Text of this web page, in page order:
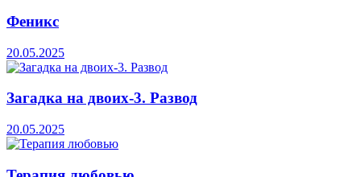
Феникс
20.05.2025
Загадка на двоих-3. Развод
20.05.2025